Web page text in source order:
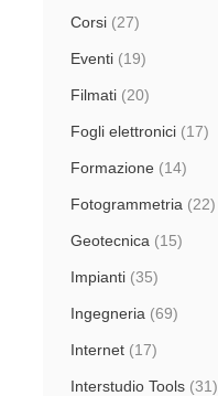
Corsi (27)
Eventi (19)
Filmati (20)
Fogli elettronici (17)
Formazione (14)
Fotogrammetria (22)
Geotecnica (15)
Impianti (35)
Ingegneria (69)
Internet (17)
Interstudio Tools (31)